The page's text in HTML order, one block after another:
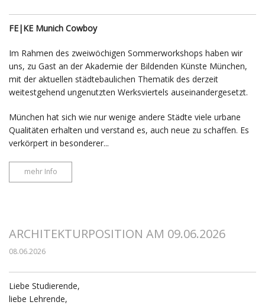
FE|KE Munich Cowboy
Im Rahmen des zweiwöchigen Sommerworkshops haben wir
uns, zu Gast an der Akademie der Bildenden Künste München,
mit der aktuellen städtebaulichen Thematik des derzeit
weitestgehend ungenutzten Werksviertels auseinandergesetzt.
München hat sich wie nur wenige andere Städte viele urbane
Qualitäten erhalten und verstand es, auch neue zu schaffen. Es
verkörpert in besonderer...
mehr Info
ARCHITEKTURPOSITION AM 09.06.2026
08.06.2026
Liebe Studierende,
liebe Lehrende,